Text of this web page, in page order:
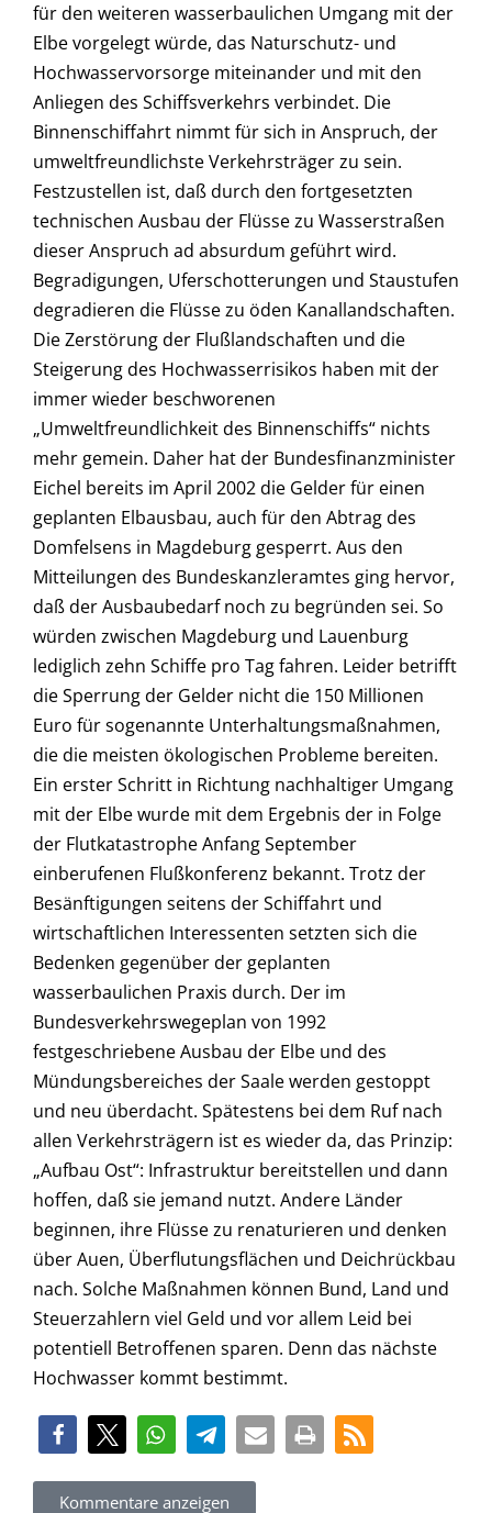
für den weiteren wasserbaulichen Umgang mit der
Elbe vorgelegt würde, das Naturschutz- und
Hochwasservorsorge miteinander und mit den
Anliegen des Schiffsverkehrs verbindet. Die
Binnenschiffahrt nimmt für sich in Anspruch, der
umweltfreundlichste Verkehrsträger zu sein.
Festzustellen ist, daß durch den fortgesetzten
technischen Ausbau der Flüsse zu Wasserstraßen
dieser Anspruch ad absurdum geführt wird.
Begradigungen, Uferschotterungen und Staustufen
degradieren die Flüsse zu öden Kanallandschaften.
Die Zerstörung der Flußlandschaften und die
Steigerung des Hochwasserrisikos haben mit der
immer wieder beschworenen
„Umweltfreundlichkeit des Binnenschiffs“ nichts
mehr gemein. Daher hat der Bundesfinanzminister
Eichel bereits im April 2002 die Gelder für einen
geplanten Elbausbau, auch für den Abtrag des
Domfelsens in Magdeburg gesperrt. Aus den
Mitteilungen des Bundeskanzleramtes ging hervor,
daß der Ausbaubedarf noch zu begründen sei. So
würden zwischen Magdeburg und Lauenburg
lediglich zehn Schiffe pro Tag fahren. Leider betrifft
die Sperrung der Gelder nicht die 150 Millionen
Euro für sogenannte Unterhaltungsmaßnahmen,
die die meisten ökologischen Probleme bereiten.
Ein erster Schritt in Richtung nachhaltiger Umgang
mit der Elbe wurde mit dem Ergebnis der in Folge
der Flutkatastrophe Anfang September
einberufenen Flußkonferenz bekannt. Trotz der
Besänftigungen seitens der Schiffahrt und
wirtschaftlichen Interessenten setzten sich die
Bedenken gegenüber der geplanten
wasserbaulichen Praxis durch. Der im
Bundesverkehrswegeplan von 1992
festgeschriebene Ausbau der Elbe und des
Mündungsbereiches der Saale werden gestoppt
und neu überdacht. Spätestens bei dem Ruf nach
allen Verkehrsträgern ist es wieder da, das Prinzip:
„Aufbau Ost“: Infrastruktur bereitstellen und dann
hoffen, daß sie jemand nutzt. Andere Länder
beginnen, ihre Flüsse zu renaturieren und denken
über Auen, Überflutungsflächen und Deichrückbau
nach. Solche Maßnahmen können Bund, Land und
Steuerzahlern viel Geld und vor allem Leid bei
potentiell Betroffenen sparen. Denn das nächste
Hochwasser kommt bestimmt.
Kommentare anzeigen